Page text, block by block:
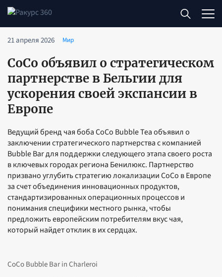
21 апреля 2026 Мир
CoCo объявил о стратегическом
партнерстве в Бельгии для
ускорения своей экспансии в
Европе
Ведущий бренд чая боба CoCo Bubble Tea объявил о
заключении стратегического партнерства с компанией
Bubble Bar для поддержки следующего этапа своего роста
в ключевых городах региона Бенилюкс. Партнерство
призвано углубить стратегию локализации CoCo в Европе
за счет объединения инновационных продуктов,
стандартизированных операционных процессов и
понимания специфики местного рынка, чтобы
предложить европейским потребителям вкус чая,
который найдет отклик в их сердцах.
CoCo Bubble Bar in Charleroi